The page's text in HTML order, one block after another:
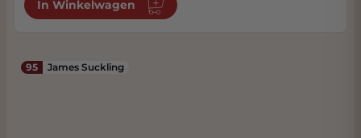
In Winkelwagen
95 James Suckling